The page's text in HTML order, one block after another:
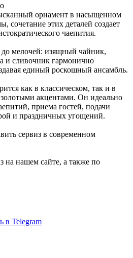
орнамент в насыщенном
сочетание этих деталей создает
чаепития.
мелочей: изящный чайник,
и сливочник гармонично
единый роскошный ансамбль.
как в классическом, так и в
акцентами. Он идеально
приема гостей, подачи
и праздничных угощений.
сервиз в современном
на нашем сайте, а также по
в Telegram